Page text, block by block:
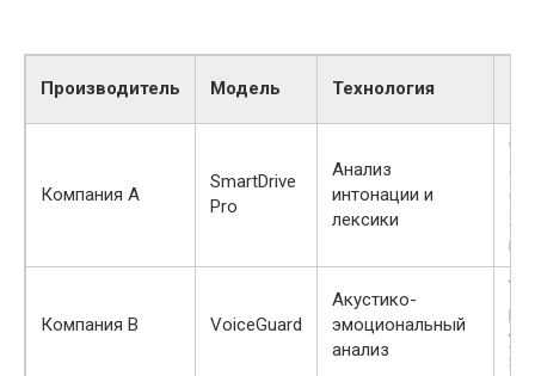
Производитель Модель Технология
Компания A
SmartDrive
Pro
Анализ
интонации и
лексики
Компания B VoiceGuard
Акустико-
эмоциональный
анализ